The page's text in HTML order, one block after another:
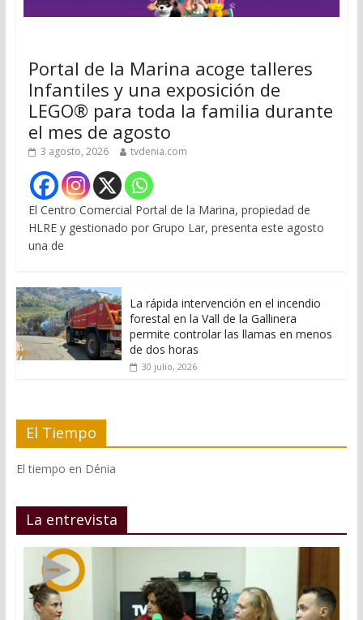
Portal de la Marina acoge talleres
Infantiles y una exposición de
LEGO® para toda la familia durante
el mes de agosto
3 agosto, 2026 tvdenia.com
El Centro Comercial Portal de la Marina, propiedad de
HLRE y gestionado por Grupo Lar, presenta este agosto
una de
La rápida intervención en el incendio
forestal en la Vall de la Gallinera
permite controlar las llamas en menos
de dos horas
30 julio, 2026
El Tiempo
El tiempo en Dénia
La entrevista